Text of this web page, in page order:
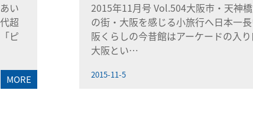
い
超
ピ
MORE
2015年11月号 Vol.504大阪市・天神
の街・大阪を感じる小旅行へ日本一
阪くらしの今昔館はアーケードの入
大阪とい…
2015-11-5